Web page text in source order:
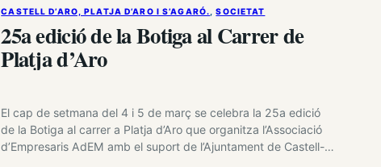
CASTELL D’ARO, PLATJA D’ARO I S’AGARÓ. , SOCIETAT
25a edició de la Botiga al Carrer de
Platja d’Aro
El cap de setmana del 4 i 5 de març se celebra la 25a edició
de la Botiga al carrer a Platja d’Aro que organitza l’Associació
d’Empresaris AdEM amb el suport de l’Ajuntament de Castell-